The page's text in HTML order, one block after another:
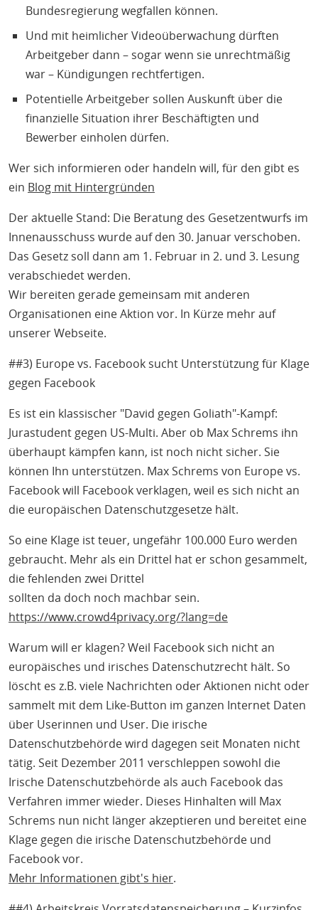
Bundesregierung wegfallen können.
Und mit heimlicher Videoüberwachung dürften
Arbeitgeber dann – sogar wenn sie unrechtmäßig
war – Kündigungen rechtfertigen.
Potentielle Arbeitgeber sollen Auskunft über die
finanzielle Situation ihrer Beschäftigten und
Bewerber einholen dürfen.
Wer sich informieren oder handeln will, für den gibt es
ein Blog mit Hintergründen
Der aktuelle Stand: Die Beratung des Gesetzentwurfs im
Innenausschuss wurde auf den 30. Januar verschoben.
Das Gesetz soll dann am 1. Februar in 2. und 3. Lesung
verabschiedet werden.
Wir bereiten gerade gemeinsam mit anderen
Organisationen eine Aktion vor. In Kürze mehr auf
unserer Webseite.
##3) Europe vs. Facebook sucht Unterstützung für Klage
gegen Facebook
Es ist ein klassischer "David gegen Goliath"-Kampf:
Jurastudent gegen US-Multi. Aber ob Max Schrems ihn
überhaupt kämpfen kann, ist noch nicht sicher. Sie
können Ihn unterstützen. Max Schrems von Europe vs.
Facebook will Facebook verklagen, weil es sich nicht an
die europäischen Datenschutzgesetze hält.
So eine Klage ist teuer, ungefähr 100.000 Euro werden
gebraucht. Mehr als ein Drittel hat er schon gesammelt,
die fehlenden zwei Drittel
sollten da doch noch machbar sein.
https://www.crowd4privacy.org/?lang=de
Warum will er klagen? Weil Facebook sich nicht an
europäisches und irisches Datenschutzrecht hält. So
löscht es z.B. viele Nachrichten oder Aktionen nicht oder
sammelt mit dem Like-Button im ganzen Internet Daten
über Userinnen und User. Die irische
Datenschutzbehörde wird dagegen seit Monaten nicht
tätig. Seit Dezember 2011 verschleppen sowohl die
Irische Datenschutzbehörde als auch Facebook das
Verfahren immer wieder. Dieses Hinhalten will Max
Schrems nun nicht länger akzeptieren und bereitet eine
Klage gegen die irische Datenschutzbehörde und
Facebook vor.
Mehr Informationen gibt's hier.